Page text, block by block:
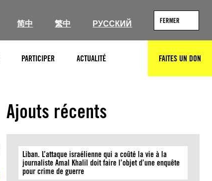
简中 繁中 РУССКИЙ FERMER
PARTICIPER ACTUALITÉ RECHERCHERFAITES UN DON
Ajouts récents
Liban. L’attaque israélienne qui a coûté la vie à la
journaliste Amal Khalil doit faire l’objet d’une enquête
pour crime de guerre